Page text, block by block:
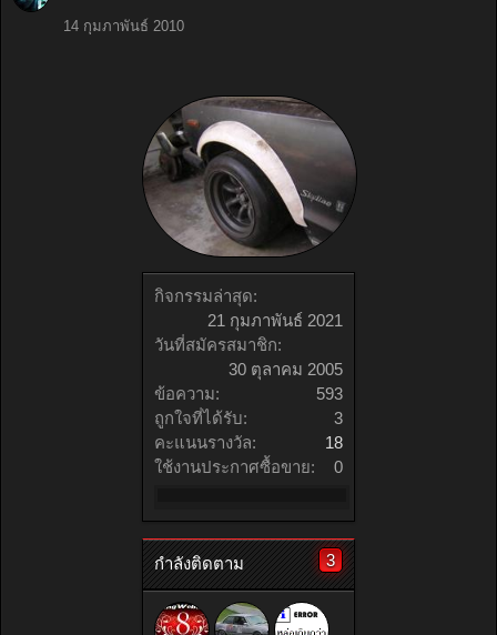
กิจกรรมล่าสุด:
21 กุมภาพันธ์ 2021
วันที่สมัครสมาชิก:
30 ตุลาคม 2005
ข้อความ:
593
ถูกใจที่ได้รับ:
3
คะแนนรางวัล:
18
ใช้งานประกาศซื้อขาย:
0
กำลังติดตาม 3
14 กุมภาพันธ์ 2010